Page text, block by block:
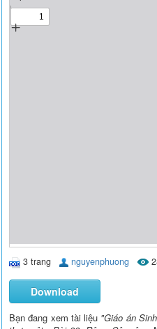
3 trang nguyenphuong
Download
Bạn đang xem tài liệu "Giáo án